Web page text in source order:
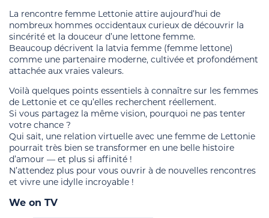
La rencontre femme Lettonie attire aujourd’hui de
nombreux hommes occidentaux curieux de découvrir la
sincérité et la douceur d’une lettone femme.
Beaucoup décrivent la latvia femme (femme lettone)
comme une partenaire moderne, cultivée et profondément
attachée aux vraies valeurs.
Voilà quelques points essentiels à connaître sur les femmes
de Lettonie et ce qu’elles recherchent réellement.
Si vous partagez la même vision, pourquoi ne pas tenter
votre chance ?
Qui sait, une relation virtuelle avec une femme de Lettonie
pourrait très bien se transformer en une belle histoire
d’amour — et plus si affinité !
N’attendez plus pour vous ouvrir à de nouvelles rencontres
et vivre une idylle incroyable !
We on TV